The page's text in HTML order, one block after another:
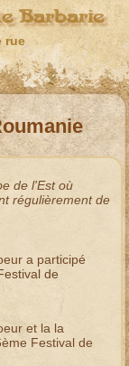
Barbarie
rue
de l'Estoù
régulièrement de
a participé
de
et la la
Festival de